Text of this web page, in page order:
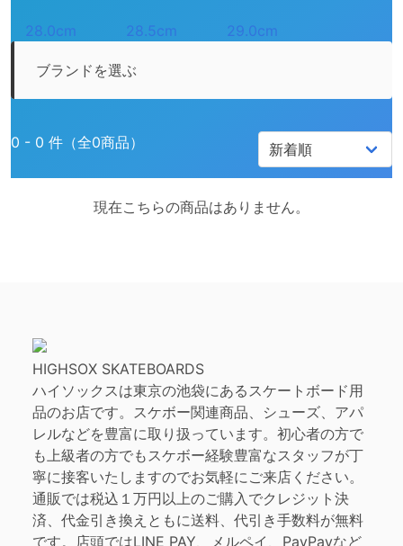
28.0cm 28.5cm 29.0cm
ブランドを選ぶ
0 - 0 件（全0商品）
現在こちらの商品はありません。
HIGHSOX SKATEBOARDS
ハイソックスは東京の池袋にあるスケートボード用
品のお店です。スケボー関連商品、シューズ、アパ
レルなどを豊富に取り扱っています。初心者の方で
も上級者の方でもスケボー経験豊富なスタッフが丁
寧に接客いたしますのでお気軽にご来店ください。
通販では税込１万円以上のご購入でクレジット決
済、代金引き換えともに送料、代引き手数料が無料
です。店頭ではLINE PAY、メルペイ、PayPayなど